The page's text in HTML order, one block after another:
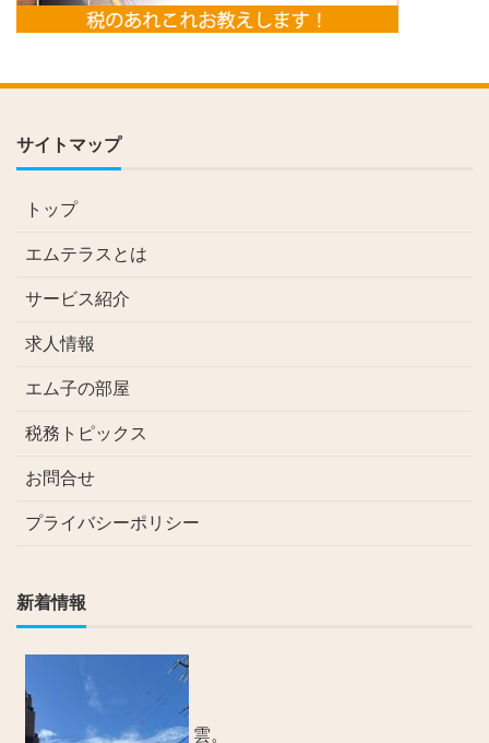
サイトマップ
トップ
エムテラスとは
サービス紹介
求人情報
エム子の部屋
税務トピックス
お問合せ
プライバシーポリシー
新着情報
雲。